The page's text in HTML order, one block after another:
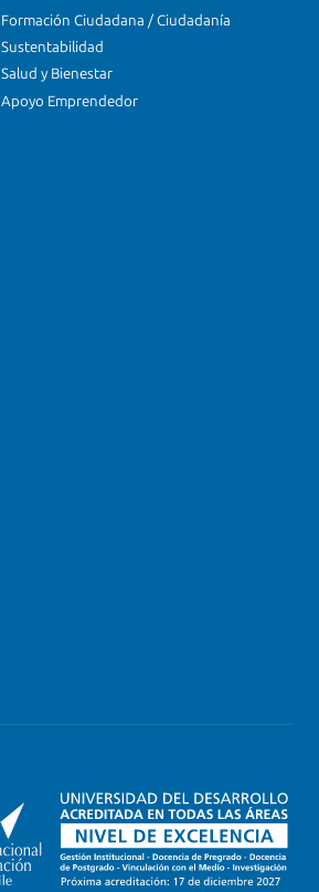
Formación Ciudadana / Ciudadanía
Sustentabilidad
Salud y Bienestar
Apoyo Emprendedor